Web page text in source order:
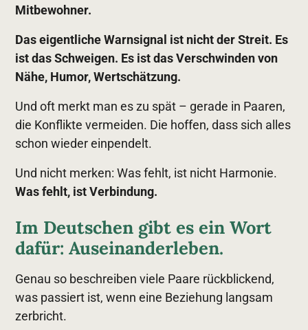
Mitbewohner.
Das eigentliche Warnsignal ist nicht der Streit. Es
ist das Schweigen. Es ist das Verschwinden von
Nähe, Humor, Wertschätzung.
Und oft merkt man es zu spät – gerade in Paaren,
die Konflikte vermeiden. Die hoffen, dass sich alles
schon wieder einpendelt.
Und nicht merken: Was fehlt, ist nicht Harmonie.
Was fehlt, ist Verbindung.
Im Deutschen gibt es ein Wort
dafür:Auseinanderleben.
Genau so beschreiben viele Paare rückblickend,
was passiert ist, wenn eine Beziehung langsam
zerbricht.